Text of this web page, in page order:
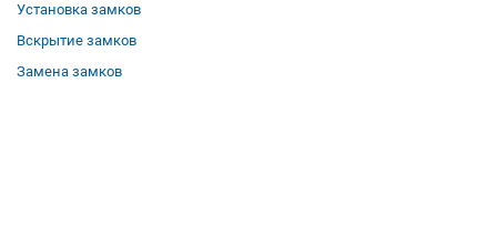
Установка замков
Вскрытие замков
Замена замков